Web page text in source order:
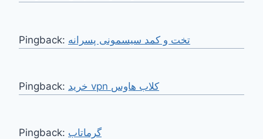
Pingback: تخت و کمد سیسمونی پسرانه
Pingback: خرید vpn کلاب هاوس
Pingback: گرماتاب